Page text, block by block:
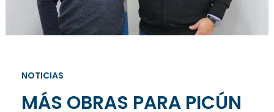
NOTICIAS
MÁS OBRAS PARA PICÚN